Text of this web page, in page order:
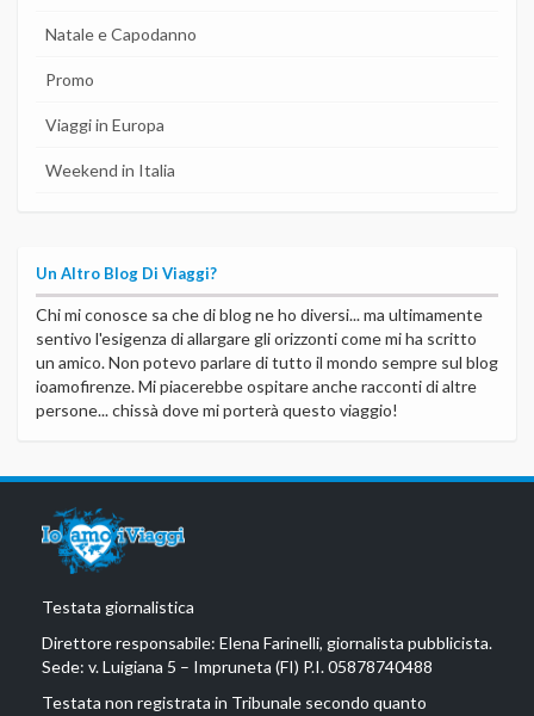
Natale e Capodanno
Promo
Viaggi in Europa
Weekend in Italia
Un Altro Blog Di Viaggi?
Chi mi conosce sa che di blog ne ho diversi... ma ultimamente
sentivo l'esigenza di allargare gli orizzonti come mi ha scritto
un amico. Non potevo parlare di tutto il mondo sempre sul blog
ioamofirenze. Mi piacerebbe ospitare anche racconti di altre
persone... chissà dove mi porterà questo viaggio!
Testata giornalistica
Direttore responsabile: Elena Farinelli, giornalista pubblicista.
Sede: v. Luigiana 5 – Impruneta (FI) P.I. 05878740488
Testata non registrata in Tribunale secondo quanto